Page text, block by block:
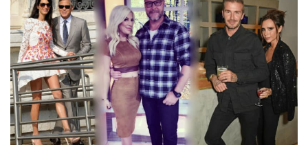
Virály
Sex a vztahy
Videa
Sledujte prima+